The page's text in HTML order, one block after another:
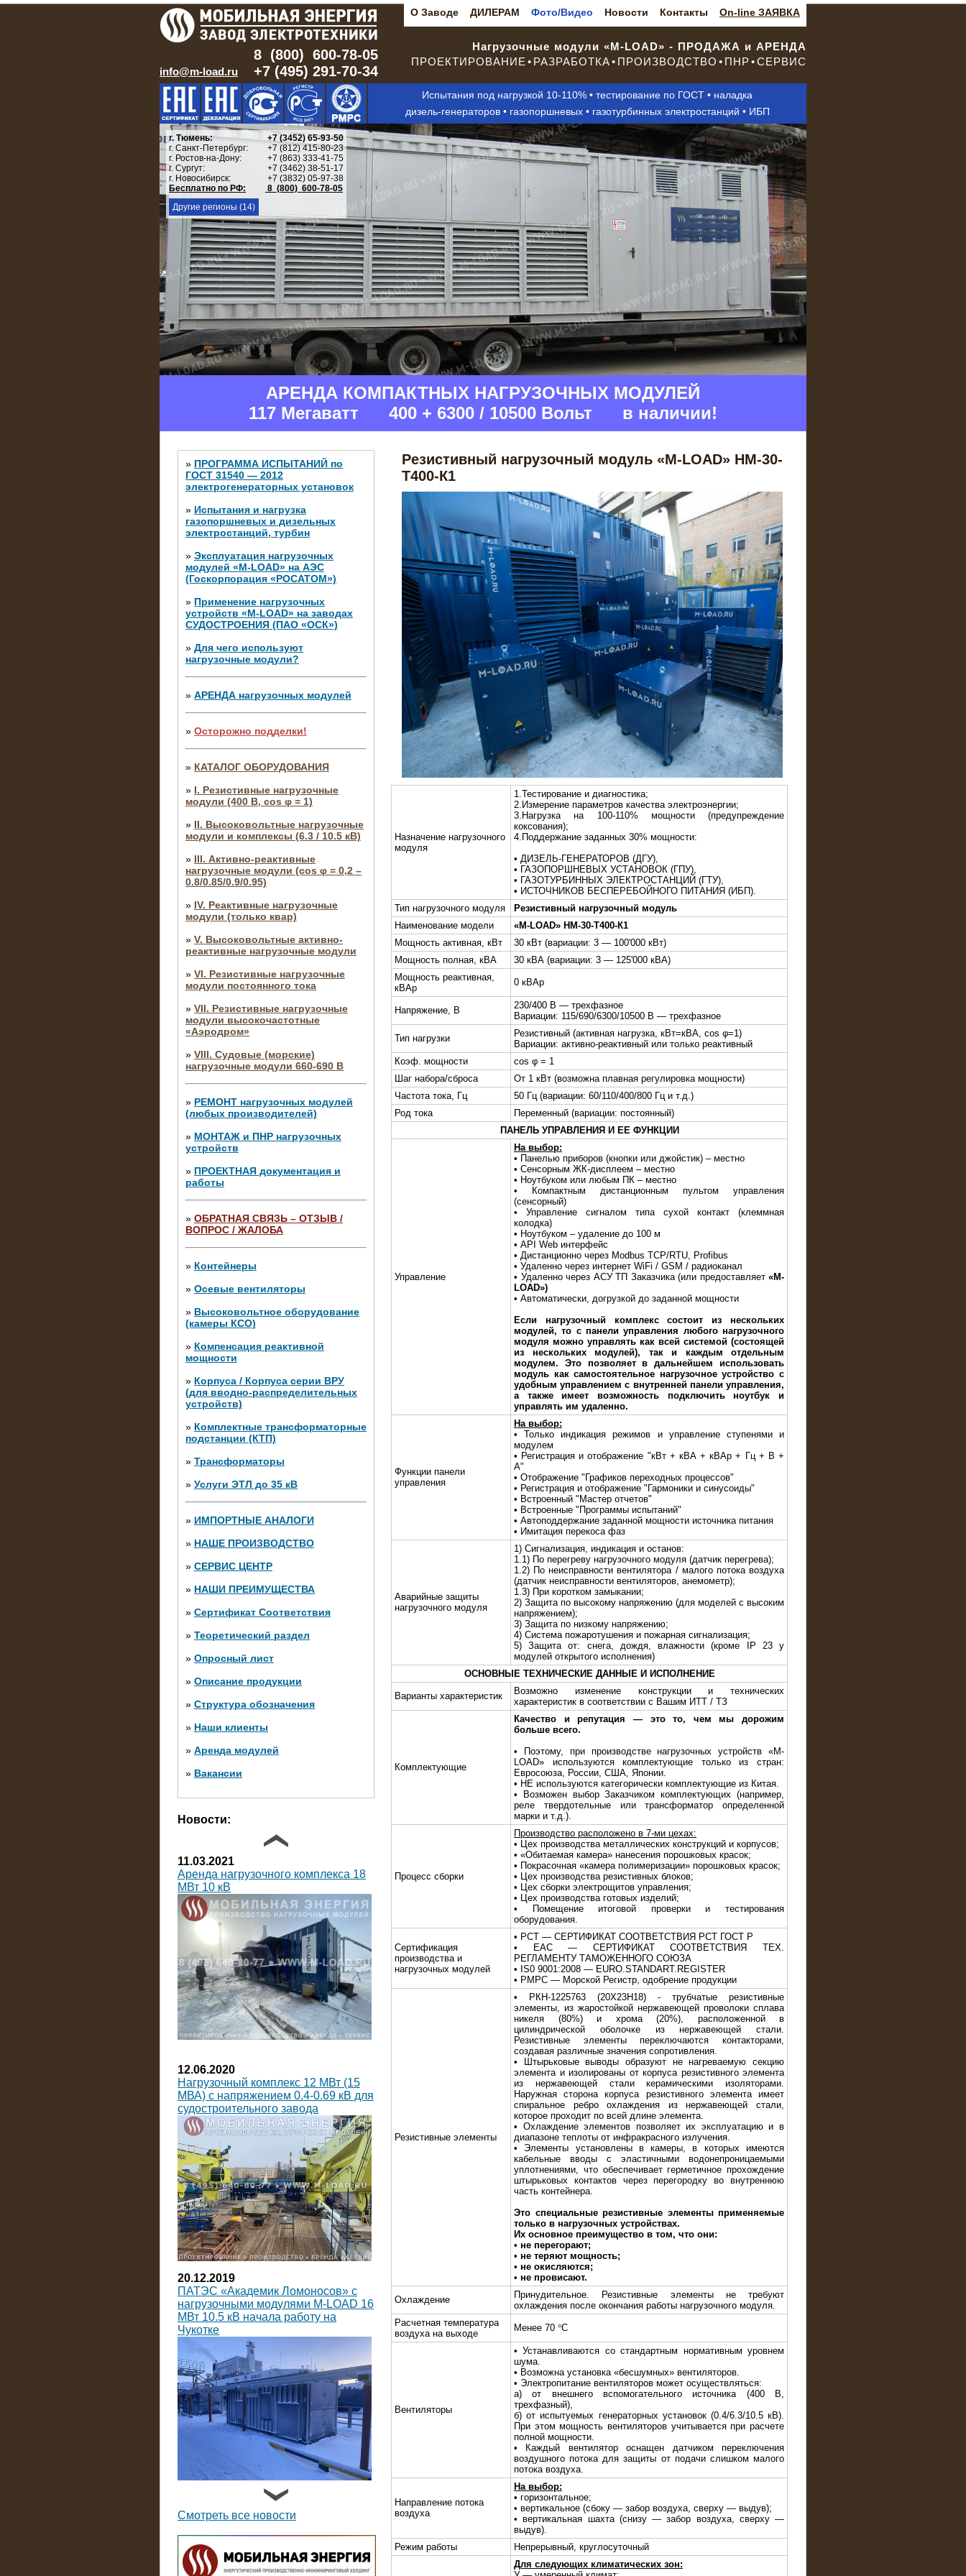
О Заводе ДИЛЕРАМ Фото/Видео Новости Контакты On-line ЗАЯВКА
info@m-load.ru
8 (800) 600-78-05
+7 (495) 291-70-34
Нагрузочные модули «M-LOAD» - ПРОДАЖА и АРЕНДА
ПРОЕКТИРОВАНИЕ • РАЗРАБОТКА • ПРОИЗВОДСТВО • ПНР • СЕРВИС
Испытания под нагрузкой 10-110% • тестирование по ГОСТ • наладка
дизель-генераторов • газопоршневых • газотурбинных электростанций • ИБП
г. Тюмень:
+7 (3452) 65-93-50
г. Санкт-Петербург:
+7 (812) 415-80-23
г. Ростов-на-Дону:
+7 (863) 333-41-75
г. Сургут:
+7 (3462) 38-51-17
г. Новосибирск:
+7 (3832) 05-97-38
Бесплатно по РФ:
8 (800) 600-78-05
Другие регионы (14)
Гарантия 2 года
на все нагрузочные модули
АРЕНДА КОМПАКТНЫХ НАГРУЗОЧНЫХ МОДУЛЕЙ
117 Мегаватт 400 + 6300 / 10500 Вольт в наличии!
» ПРОГРАММА ИСПЫТАНИЙ по
ГОСТ 31540 — 2012
электрогенераторных установок
» Испытания и нагрузка
газопоршневых и дизельных
электростанций, турбин
» Эксплуатация нагрузочных
модулей «M-LOAD» на АЭС
(Госкорпорация «РОСАТОМ»)
» Применение нагрузочных
устройств «M-LOAD» на заводах
СУДОСТРОЕНИЯ (ПАО «ОСК»)
» Для чего используют
нагрузочные модули?
» АРЕНДА нагрузочных модулей
» Осторожно подделки!
» КАТАЛОГ ОБОРУДОВАНИЯ
» I. Резистивные нагрузочные
модули (400 В, cos φ = 1)
» II. Высоковольтные нагрузочные
модули и комплексы (6.3 / 10.5 кВ)
» III. Активно-реактивные
нагрузочные модули (cos φ = 0,2 –
0.8/0.85/0.9/0.95)
» IV. Реактивные нагрузочные
модули (только квар)
» V. Высоковольтные активно-
реактивные нагрузочные модули
» VI. Резистивные нагрузочные
модули постоянного тока
» VII. Резистивные нагрузочные
модули высокочастотные
«Аэродром»
» VIII. Судовые (морские)
нагрузочные модули 660-690 В
» РЕМОНТ нагрузочных модулей
(любых производителей)
» МОНТАЖ и ПНР нагрузочных
устройств
» ПРОЕКТНАЯ документация и
работы
» ОБРАТНАЯ СВЯЗЬ – ОТЗЫВ /
ВОПРОС / ЖАЛОБА
» Контейнеры
» Осевые вентиляторы
» Высоковольтное оборудование
(камеры КСО)
» Компенсация реактивной
мощности
» Корпуса / Корпуса серии ВРУ
(для вводно-распределительных
устройств)
» Комплектные трансформаторные
подстанции (КТП)
» Трансформаторы
» Услуги ЭТЛ до 35 кВ
» ИМПОРТНЫЕ АНАЛОГИ
» НАШЕ ПРОИЗВОДСТВО
» СЕРВИС ЦЕНТР
» НАШИ ПРЕИМУЩЕСТВА
» Сертификат Соответствия
» Теоретический раздел
» Опросный лист
» Описание продукции
» Структура обозначения
» Наши клиенты
» Аренда модулей
» Вакансии
Новости:
10.04.2015
Аренда нагрузочного модуля 4 МВт,
10 кВ
28.02.2015
Нагрузочные модули 700 кВт (4
штуки)
10.10.2014
Нагрузочный комплекс 20 МВт в 2
яруса (напряжение 6-10 кВ)
11.03.2021
Аренда нагрузочного комплекса 18
МВт 10 кВ
12.06.2020
Нагрузочный комплекс 12 МВт (15
МВА) с напряжением 0.4-0.69 кВ для
судостроительного завода
20.12.2019
ПАТЭС «Академик Ломоносов» с
нагрузочными модулями M-LOAD 16
МВт 10.5 кВ начала работу на
Чукотке
На Коломенский завод поставлено 8
нагрузочных модулей постоянного
тока мощностью по 3600 кВт каждый
Смотреть все новости
Резистивный нагрузочный модуль «M-LOAD» НМ-30-
Т400-К1
Назначение нагрузочного
модуля
1.Тестирование и диагностика;
2.Измерение параметров качества электроэнергии;
3.Нагрузка на 100-110% мощности (предупреждение
коксования);
4.Поддержание заданных 30% мощности:
• ДИЗЕЛЬ-ГЕНЕРАТОРОВ (ДГУ),
• ГАЗОПОРШНЕВЫХ УСТАНОВОК (ГПУ),
• ГАЗОТУРБИННЫХ ЭЛЕКТРОСТАНЦИЙ (ГТУ),
• ИСТОЧНИКОВ БЕСПЕРЕБОЙНОГО ПИТАНИЯ (ИБП).
Тип нагрузочного модуля
Резистивный нагрузочный модуль
Наименование модели
«M-LOAD» НМ-30-Т400-К1
Мощность активная, кВт
30 кВт (вариации: 3 — 100'000 кВт)
Мощность полная, кВА
30 кВА (вариации: 3 — 125'000 кВА)
Мощность реактивная,
кВАр
0 кВАр
Напряжение, В
230/400 В — трехфазное
Вариации: 115/690/6300/10500 В — трехфазное
Тип нагрузки
Резистивный (активная нагрузка, кВт=кВА, cos φ=1)
Вариации: активно-реактивный или только реактивный
Коэф. мощности
cos φ = 1
Шаг набора/сброса
От 1 кВт (возможна плавная регулировка мощности)
Частота тока, Гц
50 Гц (вариации: 60/110/400/800 Гц и т.д.)
Род тока
Переменный (вариации: постоянный)
ПАНЕЛЬ УПРАВЛЕНИЯ И ЕЕ ФУНКЦИИ
Управление
На выбор:
• Панелью приборов (кнопки или джойстик) – местно
• Сенсорным ЖК-дисплеем – местно
• Ноутбуком или любым ПК – местно
• Компактным дистанционным пультом управления
(сенсорный)
• Управление сигналом типа сухой контакт (клеммная
колодка)
• Ноутбуком – удаление до 100 м
• API Web интерфейс
• Дистанционно через Modbus TCP/RTU, Profibus
• Удаленно через интернет WiFi / GSM / радиоканал
• Удаленно через АСУ ТП Заказчика (или предоставляет «M-
LOAD»)
• Автоматически, догрузкой до заданной мощности
Если нагрузочный комплекс состоит из нескольких
модулей, то с панели управления любого нагрузочного
модуля можно управлять как всей системой (состоящей
из нескольких модулей), так и каждым отдельным
модулем. Это позволяет в дальнейшем использовать
модуль как самостоятельное нагрузочное устройство с
удобным управлением с внутренней панели управления,
а также имеет возможность подключить ноутбук и
управлять им удаленно.
Функции панели
управления
На выбор:
• Только индикация режимов и управление ступенями и
модулем
• Регистрация и отображение "кВт + кВА + кВАр + Гц + В +
А"
• Отображение "Графиков переходных процессов"
• Регистрация и отображение "Гармоники и синусоиды"
• Встроенный "Мастер отчетов"
• Встроенные "Программы испытаний"
• Автоподдержание заданной мощности источника питания
• Имитация перекоса фаз
Аварийные защиты
нагрузочного модуля
1) Сигнализация, индикация и останов:
1.1) По перегреву нагрузочного модуля (датчик перегрева);
1.2) По неисправности вентилятора / малого потока воздуха
(датчик неисправности вентиляторов, анемометр);
1.3) При коротком замыкании;
2) Защита по высокому напряжению (для моделей с высоким
напряжением);
3) Защита по низкому напряжению;
4) Система пожаротушения и пожарная сигнализация;
5) Защита от: снега, дождя, влажности (кроме IP 23 у
модулей открытого исполнения)
ОСНОВНЫЕ ТЕХНИЧЕСКИЕ ДАННЫЕ И ИСПОЛНЕНИЕ
Варианты характеристик
Возможно изменение конструкции и технических
характеристик в соответствии с Вашим ИТТ / ТЗ
Комплектующие
Качество и репутация — это то, чем мы дорожим
больше всего.
• Поэтому, при производстве нагрузочных устройств «M-
LOAD» используются комплектующие только из стран:
Евросоюза, России, США, Японии.
• НЕ используются категорически комплектующие из Китая.
• Возможен выбор Заказчиком комплектующих (например,
реле твердотельные или трансформатор определенной
марки и т.д.).
Процесс сборки
Производство расположено в 7-ми цехах:
• Цех производства металлических конструкций и корпусов;
• «Обитаемая камера» нанесения порошковых красок;
• Покрасочная «камера полимеризации» порошковых красок;
• Цех производства резистивных блоков;
• Цех сборки электрощитов управления;
• Цех производства готовых изделий;
• Помещение итоговой проверки и тестирования
оборудования.
Сертификация
производства и
нагрузочных модулей
• РСТ — СЕРТИФИКАТ СООТВЕТСТВИЯ РСТ ГОСТ Р
• EAC — СЕРТИФИКАТ СООТВЕТСТВИЯ ТЕХ.
РЕГЛАМЕНТУ ТАМОЖЕННОГО СОЮЗА
• IS0 9001:2008 — EURO.STANDART.REGISTER
• РМРС — Морской Регистр, одобрение продукции
Резистивные элементы
• РКН-1225763 (20Х23Н18) - трубчатые резистивные
элементы, из жаростойкой нержавеющей проволоки сплава
никеля (80%) и хрома (20%), расположенной в
цилиндрической оболочке из нержавеющей стали.
Резистивные элементы переключаются контакторами,
создавая различные значения сопротивления.
• Штырьковые выводы образуют не нагреваемую секцию
элемента и изолированы от корпуса резистивного элемента
из нержавеющей стали керамическими изоляторами.
Наружная сторона корпуса резистивного элемента имеет
спиральное ребро охлаждения из нержавеющей стали,
которое проходит по всей длине элемента.
• Охлаждение элементов позволяет их эксплуатацию и в
диапазоне теплоты от инфракрасного излучения.
• Элементы установлены в камеры, в которых имеются
кабельные вводы с эластичными водонепроницаемыми
уплотнениями, что обеспечивает герметичное прохождение
штырьковых контактов через перегородку во внутреннюю
часть контейнера.
Это специальные резистивные элементы применяемые
только в нагрузочных устройствах.
Их основное преимущество в том, что они:
• не перегорают;
• не теряют мощность;
• не окисляются;
• не провисают.
Охлаждение
Принудительное. Резистивные элементы не требуют
охлаждения после окончания работы нагрузочного модуля.
Расчетная температура
воздуха на выходе
Менее 70 °С
Вентиляторы
• Устанавливаются со стандартным нормативным уровнем
шума.
• Возможна установка «бесшумных» вентиляторов.
• Электропитание вентиляторов может осуществляться:
а) от внешнего вспомогательного источника (400 В,
трехфазный),
б) от испытуемых генераторных установок (0.4/6.3/10.5 кВ).
При этом мощность вентиляторов учитывается при расчете
полной мощности.
• Каждый вентилятор оснащен датчиком переключения
воздушного потока для защиты от подачи слишком малого
потока воздуха.
Направление потока
воздуха
На выбор:
• горизонтальное;
• вертикальное (сбоку — забор воздуха, сверху — выдув);
• вертикальная шахта (снизу — забор воздуха, сверху —
выдув).
Режим работы
Непрерывный, круглосуточный
Для следующих климатических зон: